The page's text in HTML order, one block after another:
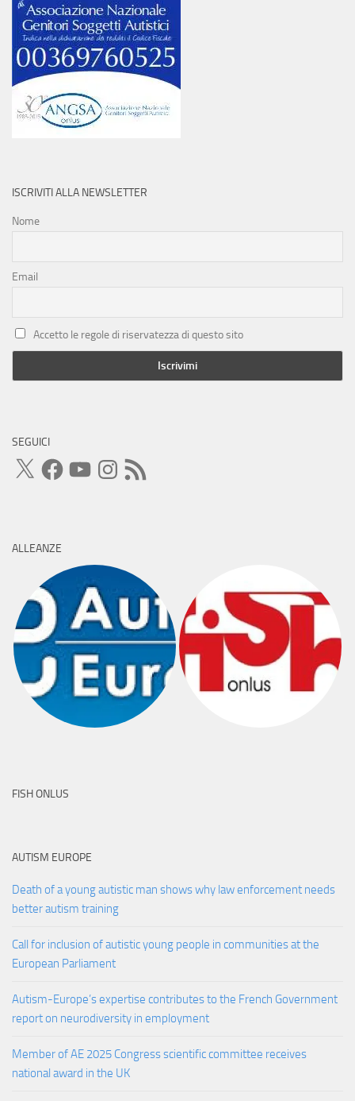
ISCRIVITI ALLA NEWSLETTER
Nome
Email
Accetto le regole di riservatezza di questo sito
SEGUICI
X FacebookYouTubeInstagram
Feed
RSS
ALLEANZE
FISH ONLUS
AUTISM EUROPE
Death of a young autistic man shows why law enforcement needs
better autism training
Call for inclusion of autistic young people in communities at the
European Parliament
Autism-Europe’s expertise contributes to the French Government
report on neurodiversity in employment
Member of AE 2025 Congress scientific committee receives
national award in the UK